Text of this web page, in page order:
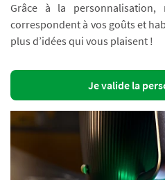
Grâce à la personnalisation,
correspondent à vos goûts et
plus d’idées qui vous plaisent !
Je valide la